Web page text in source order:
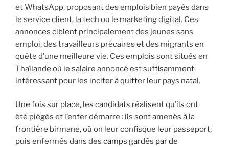
et WhatsApp, proposant des emplois bien payés dans
le service client, la tech ou le marketing digital. Ces
annonces ciblent principalement des jeunes sans
emploi, des travailleurs précaires et des migrants en
quête d’une meilleure vie. Ces emplois sont situés en
Thaïlande où le salaire annoncé est suffisamment
intéressant pour les inciter à quitter leur pays natal.
Une fois sur place, les candidats réalisent qu’ils ont
été piégés et l’enfer démarre : ils sont amenés à la
frontière birmane, où on leur confisque leur passeport,
puis enfermés dans des camps gardés par de